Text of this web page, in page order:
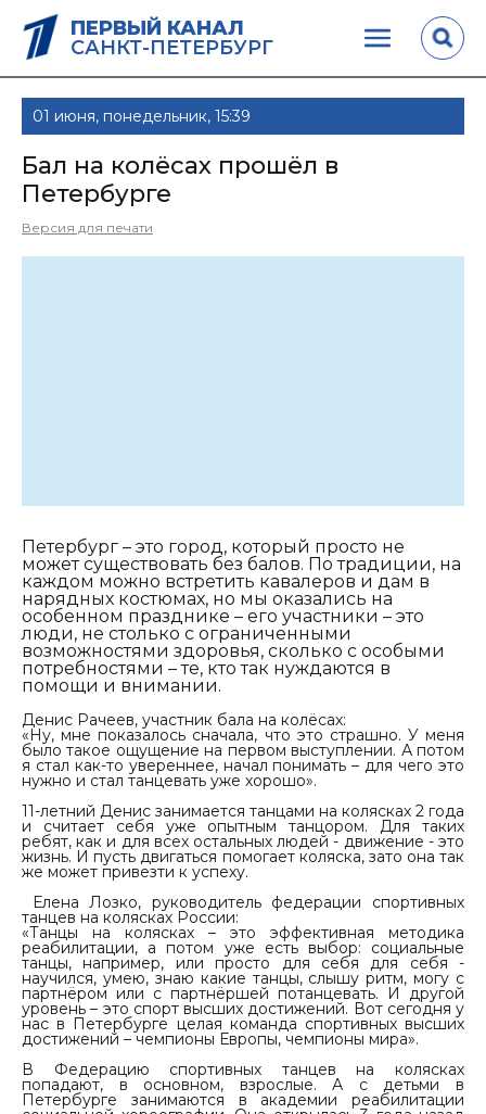
ПЕРВЫЙ КАНАЛ
САНКТ-ПЕТЕРБУРГ
01 июня, понедельник, 15:39
Бал на колёсах прошёл в
Петербурге
Версия для печати
Петербург – это город, который просто не
может существовать без балов. По традиции, на
каждом можно встретить кавалеров и дам в
нарядных костюмах, но мы оказались на
особенном празднике – его участники – это
люди, не столько с ограниченными
возможностями здоровья, сколько с особыми
потребностями – те, кто так нуждаются в
помощи и внимании.
Денис Рачеев, участник бала на колёсах:
«Ну, мне показалось сначала, что это страшно. У меня
было такое ощущение на первом выступлении. А потом
я стал как-то увереннее, начал понимать – для чего это
нужно и стал танцевать уже хорошо».
11-летний Денис занимается танцами на колясках 2 года
и считает себя уже опытным танцором. Для таких
ребят, как и для всех остальных людей - движение - это
жизнь. И пусть двигаться помогает коляска, зато она так
же может привезти к успеху.
Елена Лозко, руководитель федерации спортивных
танцев на колясках России:
«Танцы на колясках – это эффективная методика
реабилитации, а потом уже есть выбор: социальные
танцы, например, или просто для себя для себя -
научился, умею, знаю какие танцы, слышу ритм, могу с
партнёром или с партнёршей потанцевать. И другой
уровень – это спорт высших достижений. Вот сегодня у
нас в Петербурге целая команда спортивных высших
достижений – чемпионы Европы, чемпионы мира».
В Федерацию спортивных танцев на колясках
попадают, в основном, взрослые. А с детьми в
Петербурге занимаются в академии реабилитации